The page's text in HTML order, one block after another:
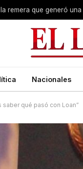
Nacionales
saber qué pasó con Loan”